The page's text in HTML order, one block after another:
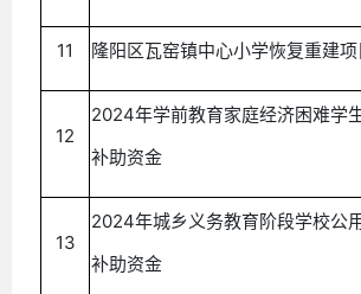
11 隆阳区瓦窑镇中心小学恢复重建
12
2024年学前教育家庭经济困难学
补助资金
13
2024年城乡义务教育阶段学校公
补助资金